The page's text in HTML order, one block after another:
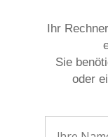
Ihr
Sie
oder